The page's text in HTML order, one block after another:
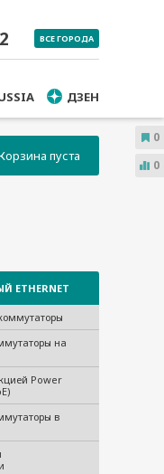
ВСЕ ГОРОДА
ДЗЕН
пуста
на
Power
в
0
0